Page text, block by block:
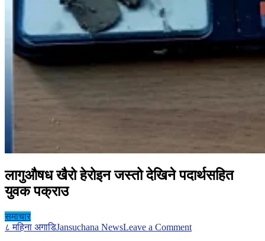
लागुऔषध खैरो हेरोइन जस्तो देखिने पदार्थसहित
युवक पक्राउ
समाचार
८ महिना अगाडिJansuchana NewsLeave a Commenton